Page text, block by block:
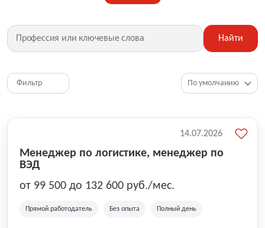
Фитнес, красота, спорт Страхование
Медицина, фармацевтика Маркетинг, PR, реклама
HR, управление персоналом
Топ менеджмент, руководители
Найти
Фильтр
Менеджер по логистике, менеджер по
ВЭД
от 99 500 до 132 600 руб./мес.
Прямой работодатель Без опыта Полный день
14.07.2026